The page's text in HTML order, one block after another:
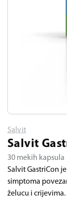
Salvit
Salvit
30 mekih kapsula
Salvit GastriCon
simptoma
želucu i crijevima.